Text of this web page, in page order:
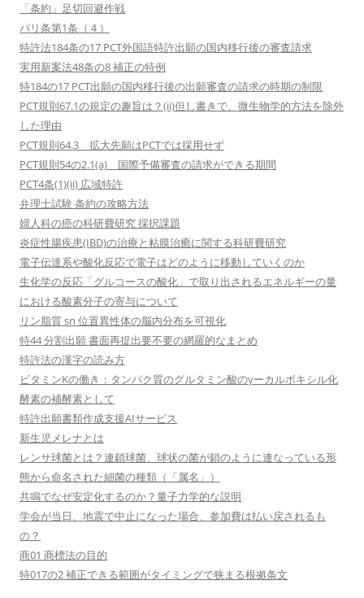
「条約」足切回避作戦
パリ条第1条（４）
特許法184条の17 PCT外国語特許出願の国内移行後の審査請求
実用新案法48条の8 補正の特例
特184の17 PCT出願の国内移行後の出願審査の請求の時期の制限
PCT規則67.1の規定の趣旨は？(ii)但し書きで、微生物学的方法を除外
した理由
PCT規則64.3 拡大先願はPCTでは採用せず
PCT規則54の2.1(a) 国際予備審査の請求ができる期間
PCT4条(1)(ii) 広域特許
弁理士試験 条約の攻略方法
婦人科の癌の科研費研究 採択課題
炎症性腸疾患(IBD)の治療と粘膜治癒に関する科研費研究
電子伝達系や酸化反応で電子はどのように移動していくのか
生化学の反応「グルコースの酸化」で取り出されるエネルギーの量
における酸素分子の寄与について
リン脂質 sn 位置異性体の脳内分布を可視化
特44 分割出願 書面再提出要不要の網羅的なまとめ
特許法の漢字の読み方
ビタミンKの働き：タンパク質のグルタミン酸のγーカルボキシル化
酵素の補酵素として
特許出願書類作成支援AIサービス
新生児メレナとは
レンサ球菌とは？連鎖球菌、球状の菌が鎖のように連なっている形
態から命名された細菌の種類（「属名」）
共鳴でなぜ安定化するのか？量子力学的な説明
学会が当日、地震で中止になった場合、参加費は払い戻されるも
の？
商01 商標法の目的
特017の2 補正できる範囲がタイミングで狭まる根拠条文